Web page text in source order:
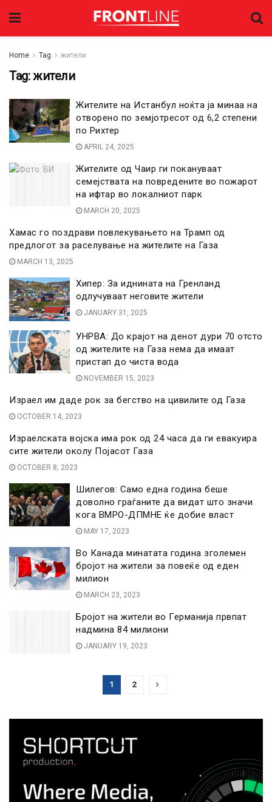
Home Tag жители
Tag:жители
Жителите на Истанбул ноќта ја минаа на
отворено по земјотресот од 6,2 степени
по Рихтер
APRIL 24, 2025
Жителите од Чаир ги покануваат
семејствата на повредените во пожарот
на ифтар во локалниот парк
MARCH 20, 2025
Хамас го поздрави повлекувањето на Трамп од
предлогот за раселување на жителите на Газа
MARCH 13, 2025
Хипер: За иднината на Гренланд
одлучуваат неговите жители
JANUARY 31, 2025
УНРВА: До крајот на денот дури 70 отсто
од жителите на Газа нема да имаат
пристап до чиста вода
NOVEMBER 15, 2023
Израел им даде рок за бегство на цивилите од Газа
OCTOBER 14, 2023
Израелската војска има рок од 24 часа да ги евакуира
сите жители околу Појасот Газа
OCTOBER 8, 2023
Шилегов: Само една година беше
доволно граѓаните да видат што значи
кога ВМРО-ДПМНЕ ќе добие власт
MAY 17, 2023
Во Канада минатата година зголемен
бројот на жители за повеќе од еден
милион
MARCH 23, 2023
Бројот на жители во Германија првпат
надмина 84 милиони
JANUARY 19, 2023
1 2